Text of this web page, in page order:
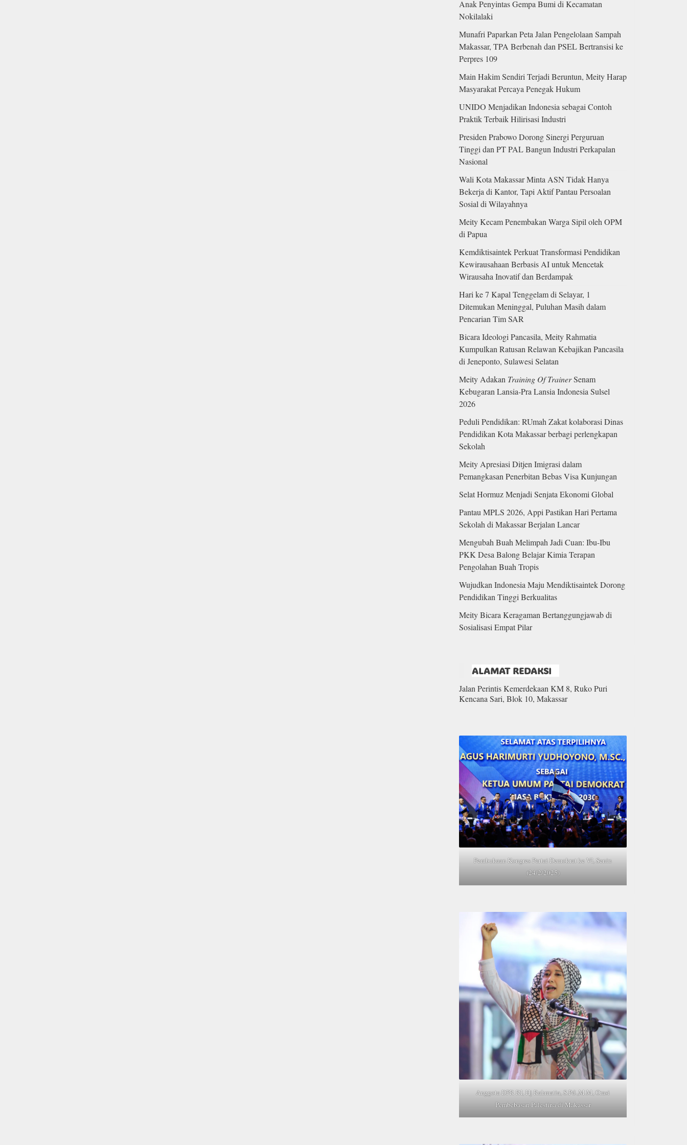
Anak Penyintas Gempa Bumi di Kecamatan
Nokilalaki
Munafri Paparkan Peta Jalan Pengelolaan Sampah
Makassar, TPA Berbenah dan PSEL Bertransisi ke
Perpres 109
Main Hakim Sendiri Terjadi Beruntun, Meity Harap
Masyarakat Percaya Penegak Hukum
UNIDO Menjadikan Indonesia sebagai Contoh
Praktik Terbaik Hilirisasi Industri
Presiden Prabowo Dorong Sinergi Perguruan
Tinggi dan PT PAL Bangun Industri Perkapalan
Nasional
Wali Kota Makassar Minta ASN Tidak Hanya
Bekerja di Kantor, Tapi Aktif Pantau Persoalan
Sosial di Wilayahnya
Meity Kecam Penembakan Warga Sipil oleh OPM
di Papua
Kemdiktisaintek Perkuat Transformasi Pendidikan
Kewirausahaan Berbasis AI untuk Mencetak
Wirausaha Inovatif dan Berdampak
Hari ke 7 Kapal Tenggelam di Selayar, 1
Ditemukan Meninggal, Puluhan Masih dalam
Pencarian Tim SAR
Bicara Ideologi Pancasila, Meity Rahmatia
Kumpulkan Ratusan Relawan Kebajikan Pancasila
di Jeneponto, Sulawesi Selatan
Meity Adakan Training Of TrainerSenam
Kebugaran Lansia-Pra Lansia Indonesia Sulsel
2026
Peduli Pendidikan: RUmah Zakat kolaborasi Dinas
Pendidikan Kota Makassar berbagi perlengkapan
Sekolah
Meity Apresiasi Ditjen Imigrasi dalam
Pemangkasan Penerbitan Bebas Visa Kunjungan
Selat Hormuz Menjadi Senjata Ekonomi Global
Pantau MPLS 2026, Appi Pastikan Hari Pertama
Sekolah di Makassar Berjalan Lancar
Mengubah Buah Melimpah Jadi Cuan: Ibu-Ibu
PKK Desa Balong Belajar Kimia Terapan
Pengolahan Buah Tropis
Wujudkan Indonesia Maju Mendiktisaintek Dorong
Pendidikan Tinggi Berkualitas
Meity Bicara Keragaman Bertanggungjawab di
Sosialisasi Empat Pilar
ALAMAT REDAKSI
Jalan Perintis Kemerdekaan KM 8, Ruko Puri
Kencana Sari, Blok 10, Makassar
Pembukaan Kongres Partai Demokrat ke VI, Senin
(24/2/2025)
Anggota DPR RI, Hj Rahmatia, S.Pd.,M.M, Orasi
Pembebasan Palestina di Makassar